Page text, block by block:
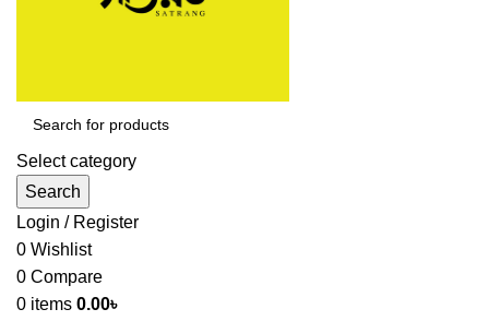
Select category
Search
Login / Register
0 Wishlist
0 Compare
0 items 0.00৳